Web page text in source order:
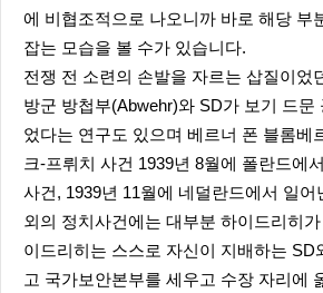
에 비협조적으로 나오니까 바로 해당 부
잡는 모습을 볼 수가 있습니다.
전쟁 전 소련의 손발을 자르는 삽질이었던 대숙청도 독일 국
방군 방첩부(Abwehr)와 SD가 보기 드문
었다는 연구도 있으며 베르너 폰 블롬베
크-프뤼치 사건 1939년 8월에 폴란드에
사건, 1939년 11월에 네덜란드에서 일어
외의 정치사건에는 대부분 하이드리히
이드리히는 스스로 자신이 지배하는 SD
고 국가보안본부를 세우고 수장 자리에